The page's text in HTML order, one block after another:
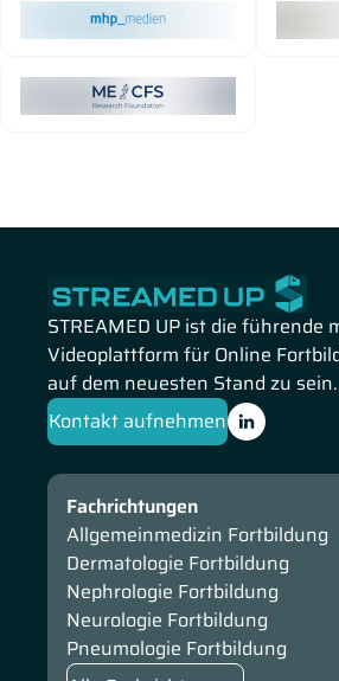
STREAMED UP ist die führende
Videoplattform für Online
auf dem neuesten Stand zu sein.
Kontakt aufnehmen
Fachrichtungen
Allgemeinmedizin Fortbildung
Dermatologie Fortbildung
Nephrologie Fortbildung
Neurologie Fortbildung
Pneumologie Fortbildung